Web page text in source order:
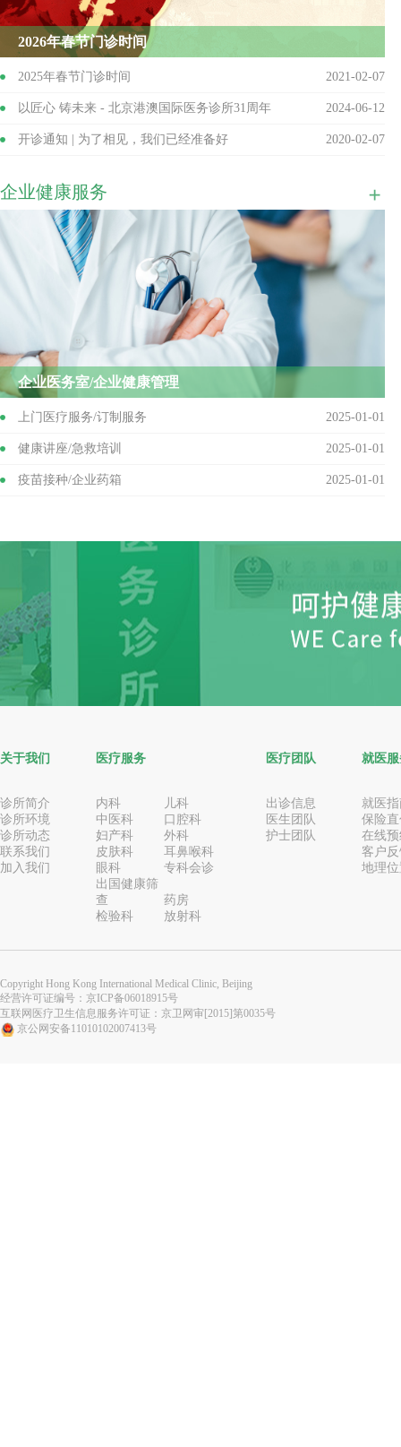
2026年春节门诊时间
2025年春节门诊时间 2021-02-07
以匠心 铸未来 - 北京港澳国际医务诊所31周年 2024-06-12
开诊通知 | 为了相见，我们已经准备好 2020-02-07
乔迁庆典 | 以诚挚守护健康之路 以新貌展望盛美之峰 2019-11-12
焕新升级 全面开诊 WE ARE OPENNING! 2019-10-08
企业健康服务
企业医务室/企业健康管理
上门医疗服务/订制服务 2025-01-01
健康讲座/急救培训 2025-01-01
疫苗接种/企业药箱 2025-01-01
关于我们
诊所简介
诊所环境
诊所动态
联系我们
加入我们
医疗服务
内科
儿科
中医科
口腔科
妇产科
外科
皮肤科
耳鼻喉科
眼科
专科会诊
出国健康筛
查
药房
检验科
放射科
医疗团队
出诊信息
医生团队
护士团队
就医
就医
保险
在线
客户
地理
Copyright Hong Kong International Medical Clinic, Beijing
经营许可证编号： 京ICP备06018915号
互联网医疗卫生信息服务许可证：京卫网审[2015]第0035号
京公网安备11010102007413号